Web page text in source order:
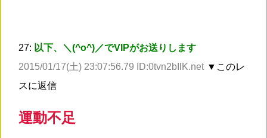
27: 以下、＼(^o^)／でVIPがお送りします
2015/01/17(土) 23:07:56.79 ID:0tvn2bIlK.net ▼このレ
スに返信
運動不足